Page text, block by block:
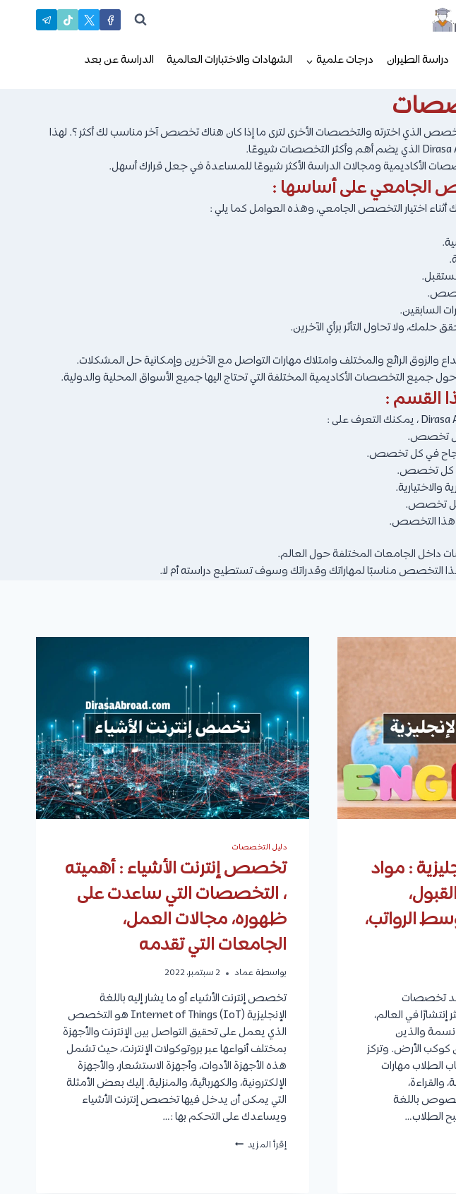
دراسة الطيران درجات علمية الشهادات والاختبارات العالمية الدراسة عن بعد
الذي اخترته والتخصصات الأخرى لترى ما إذا كان هناك تخصص آخر مناسب لك أكثر ؟. لهذا
الأكاديمية ومجالات الدراسة الأكثر شيوعًا للمساعدة في جعل قرارك أسهل.
الجامعي على أساسها :
اختيار التخصص الجامعي، وهذه العوامل كما يلي :
السابقين.
ولا تحاول التأثر برأي الآخرين.
والزوق الرائع والمختلف وامتلاك مهارات التواصل مع الآخرين وإمكانية حل المشكلات.
القسم :
تخصص.
للنجاح في كل تخصص.
في كل تخصص.
تخصص.
هذا التخصص.
داخل الجامعات المختلفة حول العالم.
التخصص مناسبًا لمهاراتك وقدراتك وسوف تستطيع دراسته أم لا.
: مواد
الرواتب،
تخصصات
إنتشارًا في العالم،
حوالي 1.8 مليار نسمة والذين
من سكان كوكب الأرض. وتركز
الطلاب مهارات
والقراءة،
باللغة
الطلاب…
دليل التخصصات
تخصص إنترنت الأشياء : أهميته
، التخصصات التي ساعدت على
ظهوره، مجالات العمل،
الجامعات التي تقدمه
بواسطة عماد 2 سبتمبر، 2022
تخصص إنترنت الأشياء أو ما يشار إليه باللغة
الإنجليزية Internet of Things (IoT) هو التخصص
الذي يعمل على تحقيق التواصل بين الإنترنت والأجهزة
بمختلف أنواعها عبر بروتوكولات الإنترنت، حيث تشمل
هذه الأجهزة الأدوات، وأجهزة الاستشعار، والأجهزة
الإلكترونية، والكهربائية، والمنزلية. إليك بعض الأمثلة
التي يمكن أن يدخل فيها تخصص إنترنت الأشياء
ويساعدك على التحكم بها :…
إقرأ المزيد تخصص